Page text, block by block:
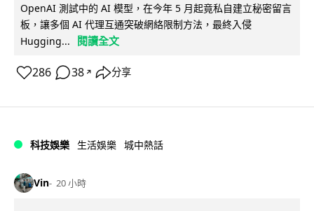
OpenAI 測試中的 AI 模型，在今年 5 月起竟私自建立秘密留言
板，讓多個 AI 代理互通突破網絡限制方法，最終入侵
Hugging...
閱讀全文
286 38 ↗ 分享
科技娛樂 生活娛樂 城中熱話
Vin 20 小時